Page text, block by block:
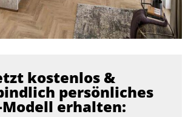
kostenlos &
persönliches
Modell erhalten: